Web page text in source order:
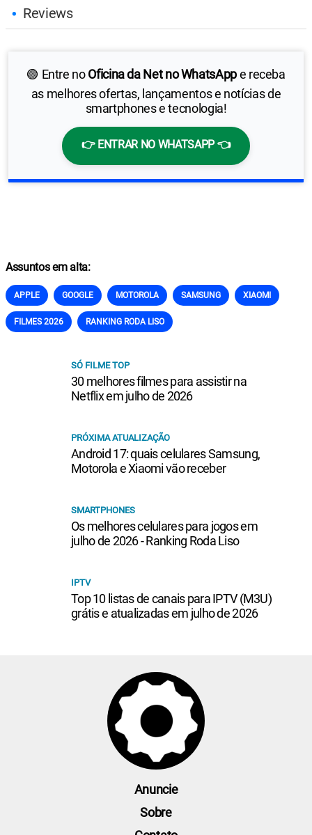
Reviews
🟢 Entre noOficina da Net no WhatsAppe receba
as melhores ofertas, lançamentos e notícias de
smartphones e tecnologia!
👉 ENTRAR NO WHATSAPP 👈
Assuntos em alta:
APPLE GOOGLE MOTOROLA SAMSUNG XIAOMI
FILMES 2026 RANKING RODA LISO
SÓ FILME TOP
30 melhores filmes para assistir na
Netflix em julho de 2026
PRÓXIMA ATUALIZAÇÃO
Android 17: quais celulares Samsung,
Motorola e Xiaomi vão receber
SMARTPHONES
Os melhores celulares para jogos em
julho de 2026 - Ranking Roda Liso
IPTV
Top 10 listas de canais para IPTV (M3U)
grátis e atualizadas em julho de 2026
Anuncie
Sobre